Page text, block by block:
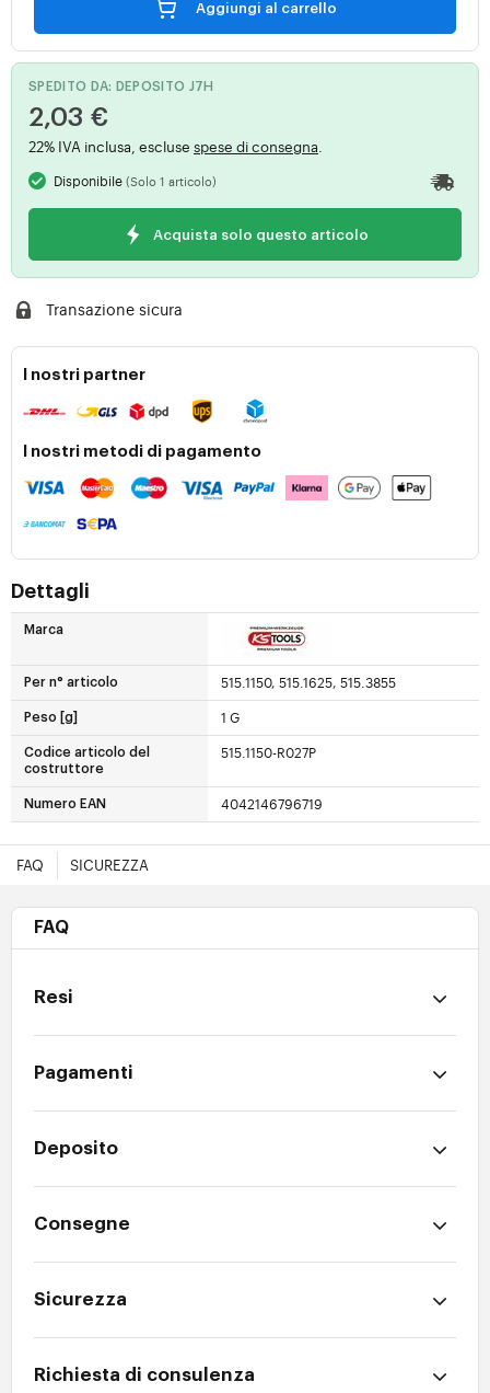
Aggiungi al carrello
SPEDITO DA: DEPOSITO J7H
2,03 €
22% IVA inclusa, escluse spese di consegna
Disponibile(Solo 1 articolo)
Acquista solo questo articolo
Transazione sicura
I nostri partner
I nostri metodi di pagamento
Dettagli
Marca
Per n° articolo 515.1150, 515.1625, 515.3855
Peso [g] 1 G
Codice articolo del
costruttore
515.1150-R027P
Numero EAN 4042146796719
FAQ SICUREZZA
FAQ
Resi
Pagamenti
Deposito
Consegne
Sicurezza
Richiesta di consulenza